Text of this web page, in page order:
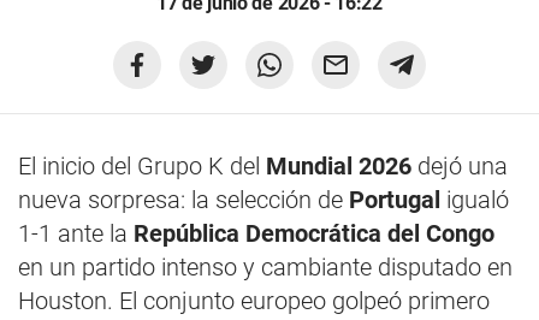
El inicio del Grupo K del Mundial 2026 dejó una
nueva sorpresa: la selección de Portugal igualó
1-1 ante la República Democrática del Congo
en un partido intenso y cambiante disputado en
Houston. El conjunto europeo golpeó primero